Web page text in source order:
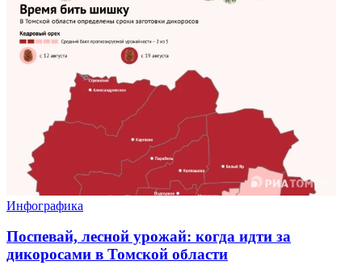
Инфографика
Поспевай, лесной урожай: когда идти за
дикоросами в Томской области